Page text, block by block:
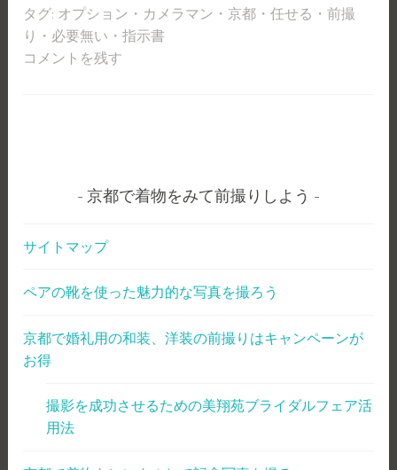
タグ: オプション ・ カメラマン ・京都 ・任せる ・前撮
り
・ 必要無い ・指示書
コメントを残す
京都で着物をみて前撮りしよう
サイトマップ
ペアの靴を使った魅力的な写真を撮ろう
京都で婚礼用の和装、洋装の前撮りはキャンペーンが
お得
撮影を成功させるための美翔苑ブライダルフェア活
用法